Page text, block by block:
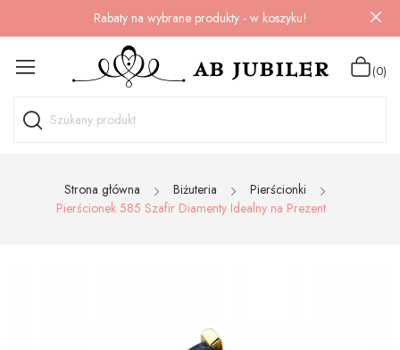
Rabaty na wybrane produkty - w koszyku!
(0)
Strona główna Biżuteria
Pierścionki
Pierścionek 585 Szafir Diamenty Idealny na Prezent